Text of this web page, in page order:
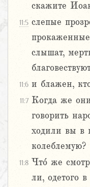
скажите
11:5 слепые
слышат,
11:6 и блажен,
11:7 Когда же
говорить
ходили вы в
колеблемую?
11:8 Что́ же
ли, одетого